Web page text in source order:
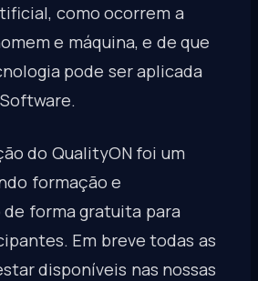
como ocorrem a
e máquina, e de que
pode ser aplicada
do QualityON foi um
formação e
forma gratuita para
Em breve todas as
disponíveis nas nossas